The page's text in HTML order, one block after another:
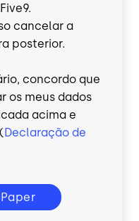
cancelar a
posterior.
concordo que
os meus dados
acima e
Declaração de